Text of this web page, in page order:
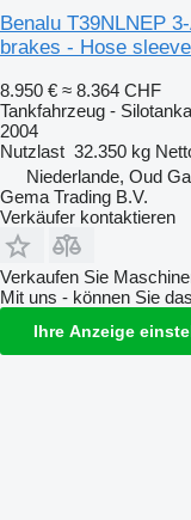
Benalu T39NLNEP
brakes - Hose
8.950 € ≈ 8.364 CHF
Tankfahrzeug -
2004
Nutzlast 32.350 kg
Niederlande, Oud
Gema Trading B.V.
Verkäufer kontaktieren
Verkaufen Sie
Mit uns - können Sie
Ihre Anzeige